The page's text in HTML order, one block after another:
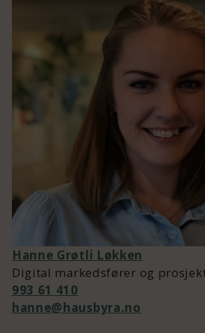
Hanne Grøtli Løkken
Digital markedsfører og
993 61 410
hanne@hausbyra.no